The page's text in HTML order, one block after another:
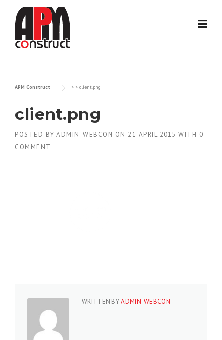
content
APM Construct > > client.png
client.png
POSTED BY ADMIN_WEBCON ON 21 APRIL 2015 WITH 0
COMMENT
WRITTEN BYADMIN_WEBCON